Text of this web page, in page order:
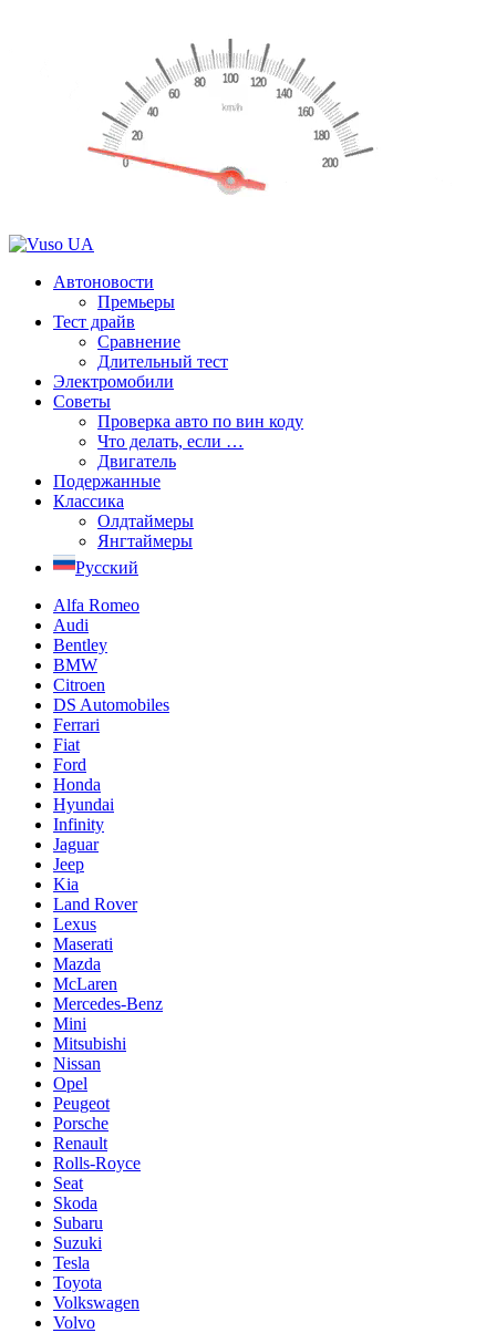
Автоновости
Премьеры
Тест драйв
Сравнение
Длительный тест
Электромобили
Советы
Проверка авто по вин коду
Что делать, если …
Двигатель
Подержанные
Классика
Олдтаймеры
Янгтаймеры
Русский
Alfa Romeo
Audi
Bentley
BMW
Citroen
DS Automobiles
Ferrari
Fiat
Ford
Honda
Hyundai
Infinity
Jaguar
Jeep
Kia
Land Rover
Lexus
Maserati
Mazda
McLaren
Mercedes-Benz
Mini
Mitsubishi
Nissan
Opel
Peugeot
Porsche
Renault
Rolls-Royce
Seat
Skoda
Subaru
Suzuki
Tesla
Toyota
Volkswagen
Volvo